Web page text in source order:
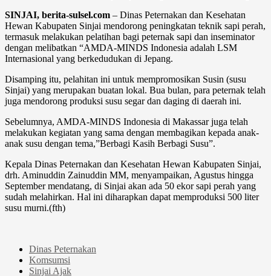
SINJAI, berita-sulsel.com – Dinas Peternakan dan Kesehatan
Hewan Kabupaten Sinjai mendorong peningkatan teknik sapi perah,
termasuk melakukan pelatihan bagi peternak sapi dan inseminator
dengan melibatkan “AMDA-MINDS Indonesia adalah LSM
Internasional yang berkedudukan di Jepang.
Disamping itu, pelahitan ini untuk mempromosikan Susin (susu
Sinjai) yang merupakan buatan lokal. Bua bulan, para peternak telah
juga mendorong produksi susu segar dan daging di daerah ini.
Sebelumnya, AMDA-MINDS Indonesia di Makassar juga telah
melakukan kegiatan yang sama dengan membagikan kepada anak-
anak susu dengan tema,”Berbagi Kasih Berbagi Susu”.
Kepala Dinas Peternakan dan Kesehatan Hewan Kabupaten Sinjai,
drh. Aminuddin Zainuddin MM, menyampaikan, Agustus hingga
September mendatang, di Sinjai akan ada 50 ekor sapi perah yang
sudah melahirkan. Hal ini diharapkan dapat memproduksi 500 liter
susu murni.(fth)
Dinas Peternakan
Komsumsi
Sinjai Ajak